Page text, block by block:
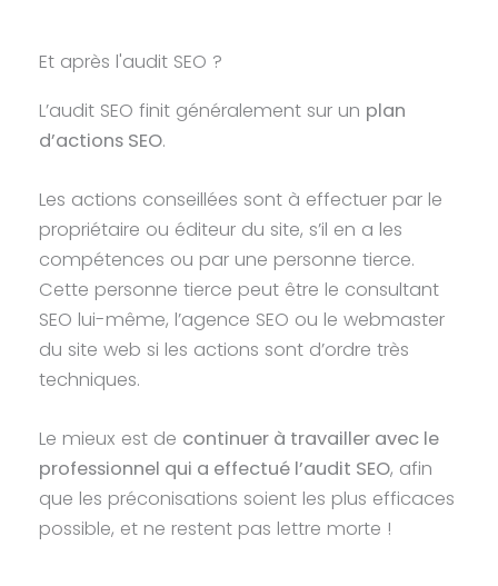
Et après l'audit SEO ?
L’audit SEO finit généralement sur un plan
d’actions SEO.
Les actions conseillées sont à effectuer par le
propriétaire ou éditeur du site, s’il en a les
compétences ou par une personne tierce.
Cette personne tierce peut être le consultant
SEO lui-même, l’agence SEO ou le webmaster
du site web si les actions sont d’ordre très
techniques.
Le mieux est de continuer à travailler avec le
professionnel qui a effectué l’audit SEO, afin
que les préconisations soient les plus efficaces
possible, et ne restent pas lettre morte !